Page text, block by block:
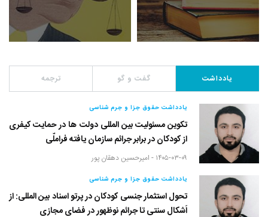
یادداشت گفت و گو ترجمه
یادداشت حقوق جزا و جرم شناسی
تکوین مسئولیت بین المللی دولت ها در حمایت کیفری
از کودکان در برابر جرائم سازمان یافته فراملّی
۱۴۰۵-۰۳-۰۹ - امیرحسین دهقان پور
یادداشت حقوق جزا و جرم شناسی
تحول استثمار جنسی کودکان در پرتو اسناد بین المللی: از
اَشکال سنتی تا جرائم نوظهور در فضای مجازی